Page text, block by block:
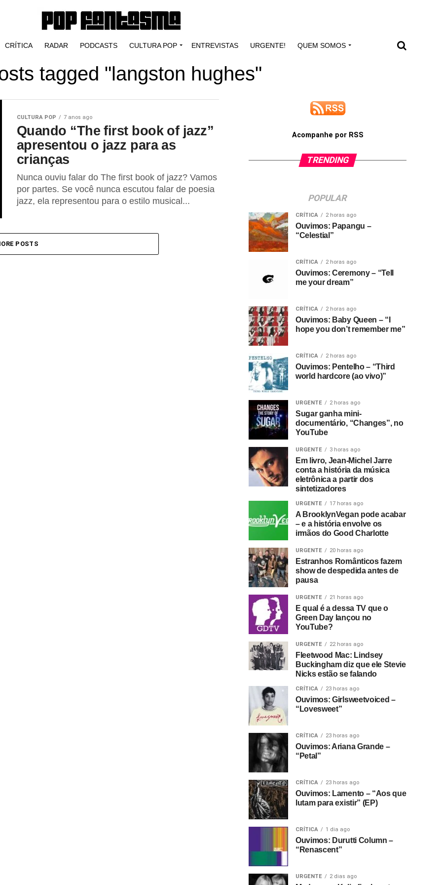
CRÍTICA RADAR PODCASTS CULTURA POP ENTREVISTAS URGENTE! QUEM SOMOS
tagged "langston hughes"
CULTURA POP 7 anos ago
Quando “The first book of jazz”
apresentou o jazz para as
crianças
Nunca ouviu falar do The first book of jazz? Vamos
por partes. Se você nunca escutou falar de poesia
jazz, ela representou para o estilo musical...
POSTS
Acompanhe por RSS
TRENDING
POPULAR
CRÍTICA 2 horas ago
Ouvimos: Papangu –
“Celestial”
CRÍTICA 2 horas ago
Ouvimos: Ceremony – “Tell
me your dream”
CRÍTICA 2 horas ago
Ouvimos: Baby Queen – “I
hope you don’t remember me”
CRÍTICA 2 horas ago
Ouvimos: Pentelho – “Third
world hardcore (ao vivo)”
URGENTE 2 horas ago
Sugar ganha mini-
documentário, “Changes”, no
YouTube
URGENTE 3 horas ago
Em livro, Jean-Michel Jarre
conta a história da música
eletrônica a partir dos
sintetizadores
URGENTE 17 horas ago
A BrooklynVegan pode acabar
– e a história envolve os
irmãos do Good Charlotte
URGENTE 20 horas ago
Estranhos Românticos fazem
show de despedida antes de
pausa
URGENTE 21 horas ago
E qual é a dessa TV que o
Green Day lançou no
YouTube?
URGENTE 22 horas ago
Fleetwood Mac: Lindsey
Buckingham diz que ele Stevie
Nicks estão se falando
CRÍTICA 23 horas ago
Ouvimos: Girlsweetvoiced –
“Lovesweet”
CRÍTICA 23 horas ago
Ouvimos: Ariana Grande –
“Petal”
CRÍTICA 23 horas ago
Ouvimos: Lamento – “Aos que
lutam para existir” (EP)
CRÍTICA 1 dia ago
Ouvimos: Durutti Column –
“Renascent”
URGENTE 2 dias ago